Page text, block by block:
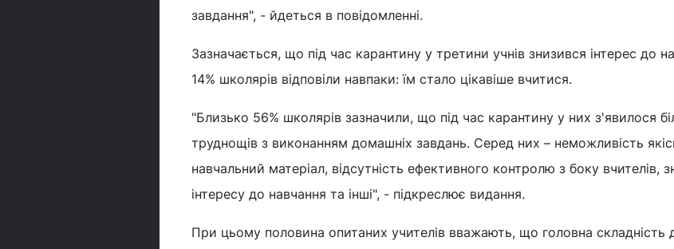
завдання", - йдеться в повідомленні.
Зазначається, що під час карантину у третини учнів знизився інтерес до
14% школярів відповіли навпаки: їм стало цікавіше вчитися.
"Близько 56% школярів зазначили, що під час карантину у них з'явилося
труднощів з виконанням домашніх завдань. Серед них – неможливість
навчальний матеріал, відсутність ефективного контролю з боку вчителів,
інтересу до навчання та інші", - підкреслює видання.
При цьому половина опитаних учителів вважають, що головна складність